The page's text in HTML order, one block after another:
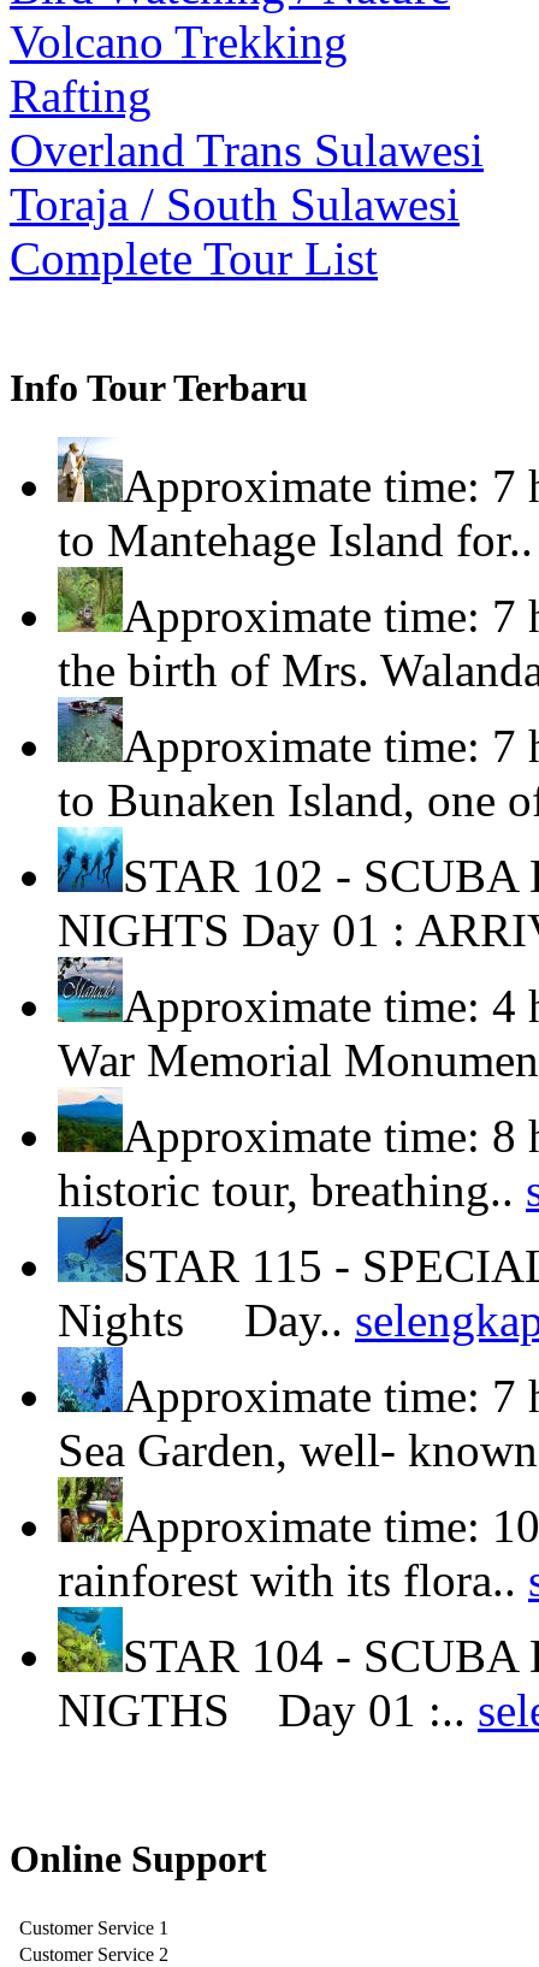
Volcano Trekking
Rafting
Overland Trans Sulawesi
Toraja / South Sulawesi
Complete Tour List
Info Tour Terbaru
Approximate time: 7
to Mantehage Island
Approximate time: 7
the birth of Mrs.
Approximate time: 7
to Bunaken Island, one
STAR 102 -
NIGHTS Day 01 :
Approximate time: 4
War Memorial
Approximate time: 8
historic tour, breathing..
STAR 115 -
Nights Day..
Approximate time: 7
Sea Garden, well-
Approximate time:
rainforest with its flora..
STAR 104 -
NIGTHS Day 01 :..
Online Support
Customer Service 1
Customer Service 2